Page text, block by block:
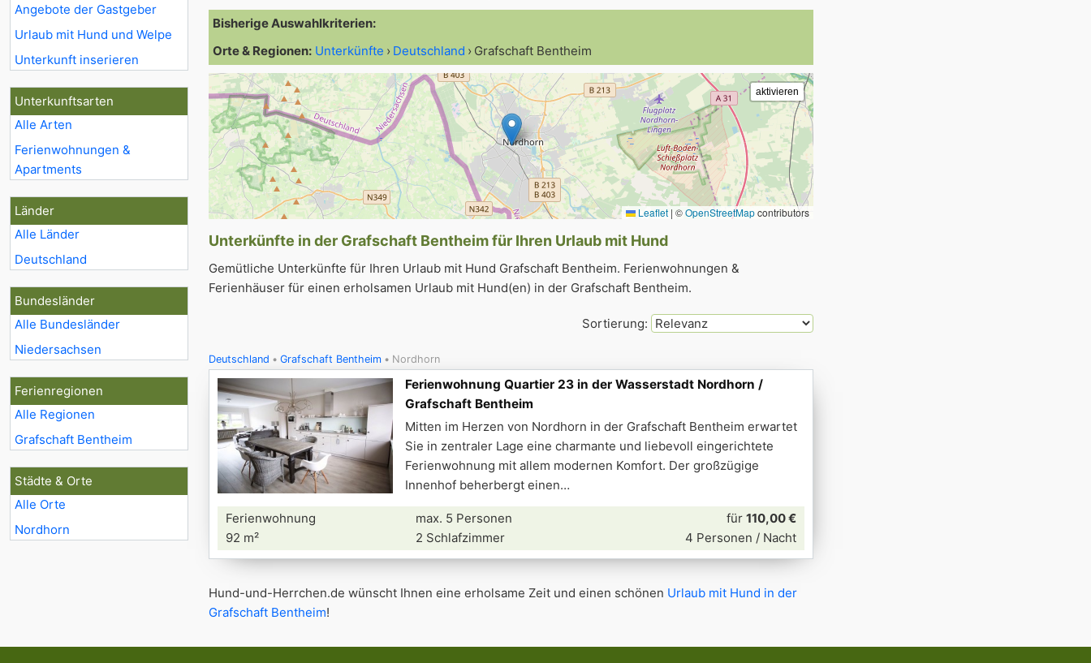
Angebote der Gastgeber
Urlaub mit Hund und Welpe
Unterkunft inserieren
Unterkunftsarten
Alle Arten
Ferienwohnungen &
Apartments
Länder
Alle Länder
Deutschland
Bundesländer
Alle Bundesländer
Niedersachsen
Ferienregionen
Alle Regionen
Grafschaft Bentheim
Städte & Orte
Alle Orte
Nordhorn
Bisherige Auswahlkriterien:
Orte & Regionen: Unterkünfte Deutschland Grafschaft Bentheim
Leaflet | ©OpenStreetMapcontributors
Unterkünfte in der Grafschaft Bentheim für Ihren Urlaub mit Hund
Gemütliche Unterkünfte für Ihren Urlaub mit Hund Grafschaft Bentheim. Ferienwohnungen &
Ferienhäuser für einen erholsamen Urlaub mit Hund(en) in der Grafschaft Bentheim.
Sortierung:
Deutschland Grafschaft Bentheim Nordhorn
Ferienwohnung Quartier 23 in der Wasserstadt Nordhorn /
Grafschaft Bentheim
Mitten im Herzen von Nordhorn in der Grafschaft Bentheim erwartet
Sie in zentraler Lage eine charmante und liebevoll eingerichtete
Ferienwohnung mit allem modernen Komfort. Der großzügige
Innenhof beherbergt einen
Ferienwohnung
92 m²
max. 5 Personen
2 Schlafzimmer
für 110,00 €
4 Personen / Nacht
Hund-und-Herrchen.de wünscht Ihnen eine erholsame Zeit und einen schönen Urlaub mit Hund in der
Grafschaft Bentheim!